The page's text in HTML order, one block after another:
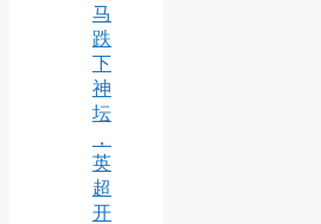
马
跌
下
神
坛
，
英
超
开